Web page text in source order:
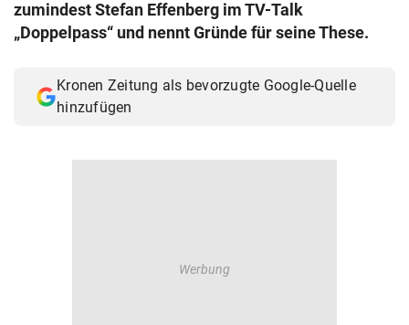
zumindest Stefan Effenberg im TV-Talk
„Doppelpass“ und nennt Gründe für seine These.
Kronen Zeitung als bevorzugte Google-Quelle
hinzufügen